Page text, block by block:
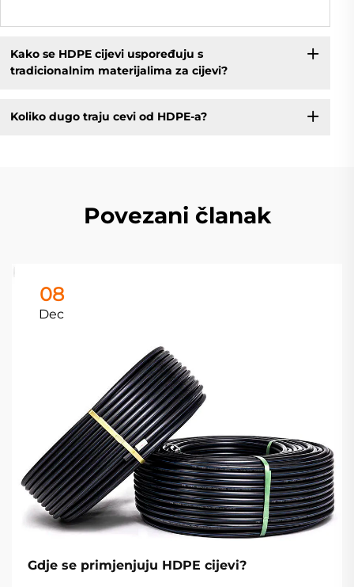
Kako se HDPE cijevi uspoređuju s
tradicionalnim materijalima za cijevi?
Koliko dugo traju cevi od HDPE-a?
Povezani članak
08
Dec
Gdje se primjenjuju HDPE cijevi?